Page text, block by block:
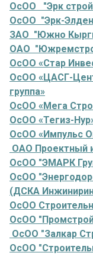
ОсОО "Эрк
ОсОО "Эрк-
ЗАО "Южно
ОАО
ОсОО «Стар
ОсОО «ЦАСГ-
группа»
ОсОО «Мега
ОсОО «Тегиз-
ОсОО «Импульс
ОАО Проектный
ОсОО "ЭМАРК
ОсОО
(ДСКА
ОсОО
ОсОО
ОсОО "Залкар
ОсОО